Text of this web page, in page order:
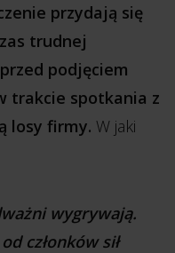
przydają się
trudnej
podjęciem
trakcie spotkania z
losy firmy. W jaki
wygrywają.
członków sił